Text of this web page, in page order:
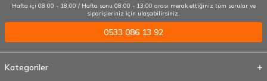
Hafta içi 08:00 - 18:00 / Hafta sonu 08:00 - 13:00 arası merak ettiğiniz tüm sorular ve
siparişleriniz için ulaşabilirsiniz.
0533 086 13 92
Kategoriler